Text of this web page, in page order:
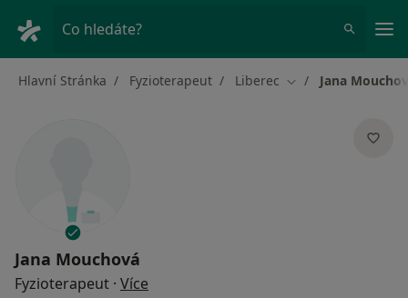
Co hledáte?
Hlavní Stránka Fyzioterapeut Liberec Změna města
Jana
Jana Mouchová
Fyzioterapeut · Více